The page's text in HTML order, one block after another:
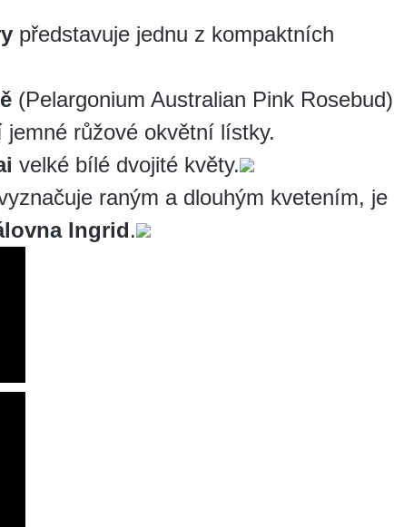
představuje jednu z kompaktních
(Pelargonium Australian Pink Rosebud)
růžové okvětní lístky.
velké bílé dvojité květy.
raným a dlouhým kvetením, je
Ingrid.